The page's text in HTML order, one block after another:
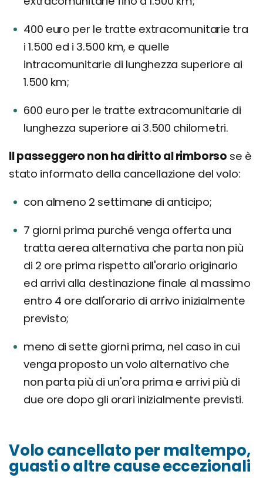
400 euro per le tratte extracomunitarie tra
i 1.500 ed i 3.500 km, e quelle
intracomunitarie di lunghezza superiore ai
1.500 km;
600 euro per le tratte extracomunitarie di
lunghezza superiore ai 3.500 chilometri.
Il passeggero non ha diritto al rimborso se è
stato informato della cancellazione del volo:
con almeno 2 settimane di anticipo;
7 giorni prima purché venga offerta una
tratta aerea alternativa che parta non più
di 2 ore prima rispetto all'orario originario
ed arrivi alla destinazione finale al massimo
entro 4 ore dall'orario di arrivo inizialmente
previsto;
meno di sette giorni prima, nel caso in cui
venga proposto un volo alternativo che
non parta più di un'ora prima e arrivi più di
due ore dopo gli orari inizialmente previsti.
Volo cancellato per maltempo,
guasti o altre cause eccezionali